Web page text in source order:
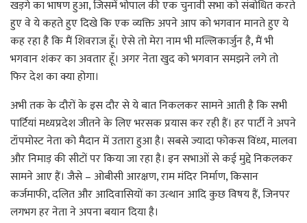
खड़गे का भाषण हुआ, जिसमें भोपाल की एक चुनावी सभा को संबोधित करते
हुए वे ये कहते हुए दिखे कि एक व्यक्ति अपने आप को भगवान मानते हुए ये
कह रहा है कि मैं शिवराज हूँ। ऐसे तो मेरा नाम भी मल्लिकार्जुन है, मैं भी
भगवान शंकर का अवतार हूँ। अगर नेता खुद को भगवान समझने लगे तो
फिर देश का क्या होगा।
अभी तक के दौरों के इस दौर से ये बात निकलकर सामने आती है कि सभी
पार्टियां मध्यप्रदेश जीतने के लिए भरसक प्रयास कर रही हैं। हर पार्टी ने अपने
टॉपमोस्ट नेता को मैदान में उतारा हुआ है। सबसे ज्यादा फोकस विंध्य, मालवा
और निमाड़ की सीटों पर किया जा रहा है। इन सभाओं से कई मुद्दे निकलकर
सामने आए हैं। जैसे – ओबीसी आरक्षण, राम मंदिर निर्माण, किसान
कर्जमाफी, दलित और आदिवासियों का उत्थान आदि कुछ विषय हैं, जिनपर
लगभग हर नेता ने अपना बयान दिया है।